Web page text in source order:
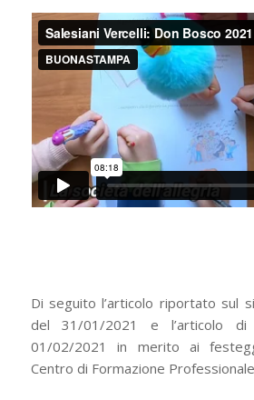
Di seguito l’articolo riportato sul
del 31/01/2021 e l’articolo di
01/02/2021 in merito ai
Centro di Formazione